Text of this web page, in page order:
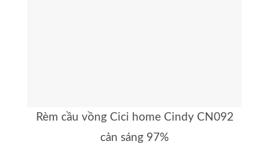
Rèm cầu vồng Cici home Cindy CN092
cản sáng 97%